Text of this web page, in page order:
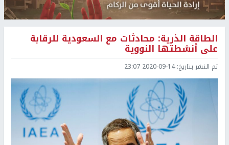
الطاقة الذرية: محادثات مع السعودية للرقابة
على أنشطتها النووية
تم النشر بتاريخ:2020-09-14 23:07